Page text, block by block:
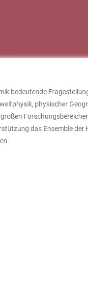
bedeutende
physischer
das Ensemble